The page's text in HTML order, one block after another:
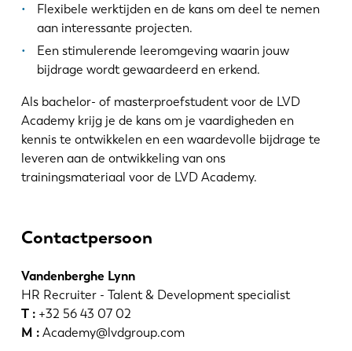
Flexibele werktijden en de kans om deel te nemen
aan interessante projecten.
Een stimulerende leeromgeving waarin jouw
bijdrage wordt gewaardeerd en erkend.
Als bachelor- of masterproefstudent voor de LVD
Academy krijg je de kans om je vaardigheden en
kennis te ontwikkelen en een waardevolle bijdrage te
leveren aan de ontwikkeling van ons
trainingsmateriaal voor de LVD Academy.
Contactpersoon
Vandenberghe Lynn
HR Recruiter - Talent & Development specialist
T : +32 56 43 07 02
M : Academy@lvdgroup.com